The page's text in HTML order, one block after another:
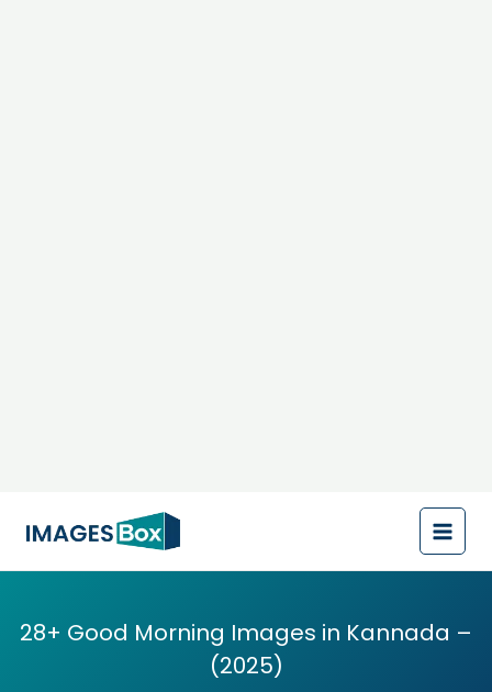
Main
Menu
28+ Good Morning Images in Kannada –
(2025)
navigation